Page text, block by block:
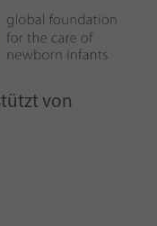
von